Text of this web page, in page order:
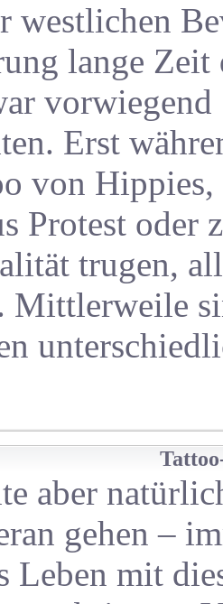
westlichen
lange Zeit
Erst
von
Protest
trugen,
Mittlerweile
aber
gehen –
Leben mit